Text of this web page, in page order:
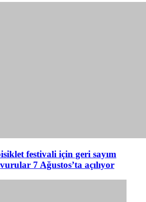
festivali için geri sayım
7 Ağustos’ta açılıyor